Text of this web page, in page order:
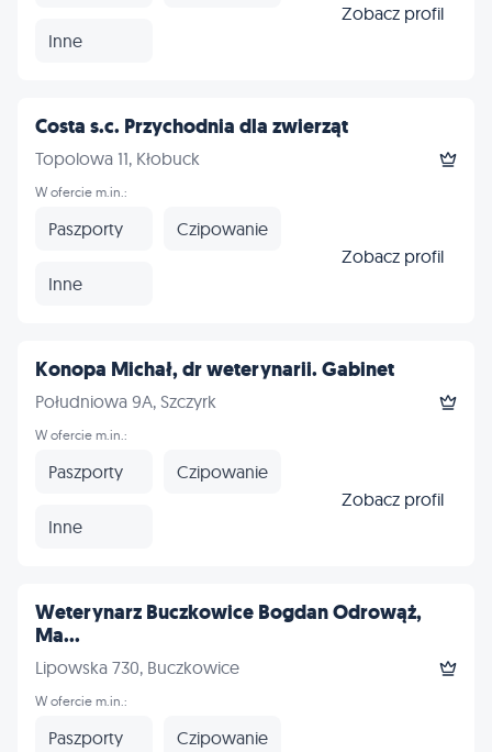
Inne
Zobacz profil
Costa s.c. Przychodnia dla zwierząt
Topolowa 11, Kłobuck
W ofercie m.in.:
Paszporty Czipowanie
Inne
Zobacz profil
Konopa Michał, dr weterynarii. Gabinet
Południowa 9A, Szczyrk
W ofercie m.in.:
Paszporty Czipowanie
Inne
Zobacz profil
Weterynarz Buczkowice Bogdan Odrowąż,
Ma...
Lipowska 730, Buczkowice
W ofercie m.in.:
Paszporty Czipowanie